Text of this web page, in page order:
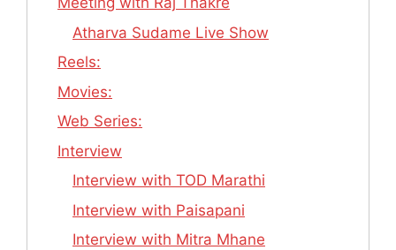
Atharva Sudame Live Show
Reels:
Movies:
Web Series:
Interview
Interview with TOD Marathi
Interview with Paisapani
Interview with Mitra Mhane